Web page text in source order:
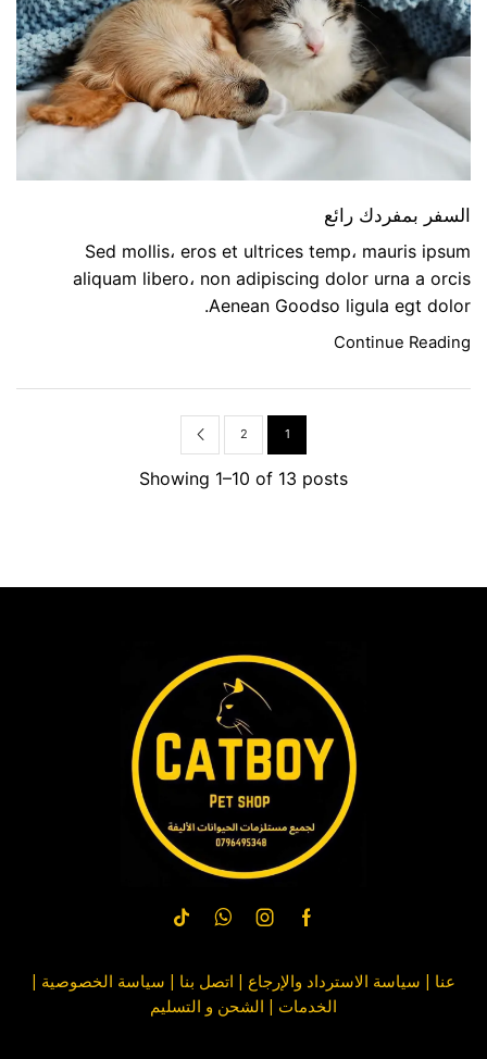
السفر بمفردك رائع
Sed mollis، eros et ultrices temp، mauris ipsum
aliquam libero، non adipiscing dolor urna a orcis
Aenean Goodso ligula egt dolor.
Continue Reading
Showing 1–10 of 13 posts
1
2
عنا | سياسة الاسترداد والإرجاع | اتصل بنا | سياسة الخصوصية |
الخدمات | الشحن و التسليم